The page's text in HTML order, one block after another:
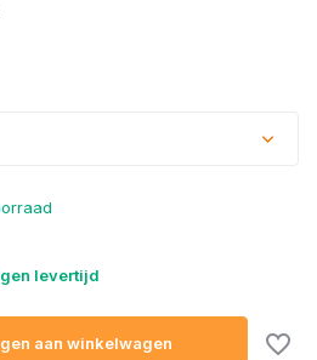
levertijd
aan winkelwagen